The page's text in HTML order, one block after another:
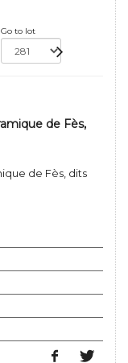
Go to lot
de Fès,
de Fès, dits